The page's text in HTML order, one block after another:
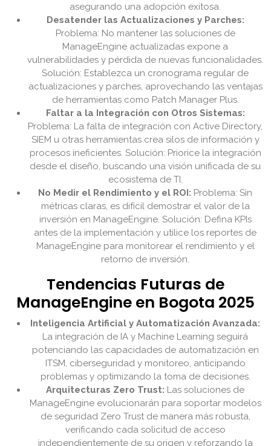
asegurando una adopción exitosa.
Desatender las Actualizaciones y Parches:
Problema: No mantener las soluciones de
ManageEngine actualizadas expone a
vulnerabilidades y pérdida de nuevas funcionalidades.
Solución: Establezca un cronograma regular de
actualizaciones y parches, aprovechando las ventajas
de herramientas como Patch Manager Plus.
Faltar a la Integración con Otros Sistemas:
Problema: La falta de integración con Active Directory,
SIEM u otras herramientas crea silos de información y
procesos ineficientes. Solución: Priorice la integración
desde el diseño, buscando una visión unificada de su
ecosistema de TI.
No Medir el Rendimiento y el ROI: Problema: Sin
métricas claras, es difícil demostrar el valor de la
inversión en ManageEngine. Solución: Defina KPIs
antes de la implementación y utilice los reportes de
ManageEngine para monitorear el rendimiento y el
retorno de inversión.
Tendencias Futuras de
ManageEngine en Bogota 2025
Inteligencia Artificial y Automatización Avanzada:
La integración de IA y Machine Learning seguirá
potenciando las capacidades de automatización en
ITSM, ciberseguridad y monitoreo, anticipando
problemas y optimizando la toma de decisiones.
Arquitecturas Zero Trust: Las soluciones de
ManageEngine evolucionarán para soportar modelos
de seguridad Zero Trust de manera más robusta,
verificando cada solicitud de acceso
independientemente de su origen y reforzando la